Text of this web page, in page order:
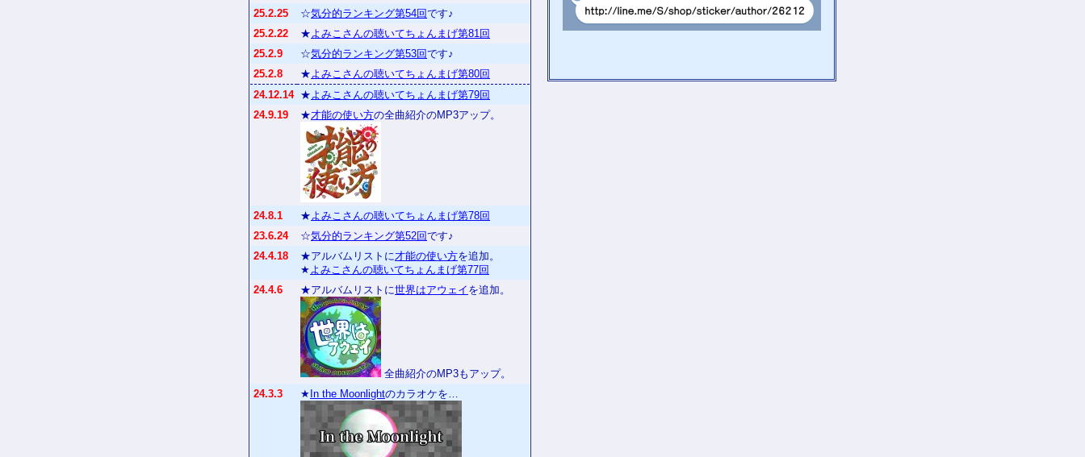
25.2.25
☆気分的ランキング第54回です♪
25.2.22
★よみこさんの聴いてちょんまげ第81回
25.2.9
☆気分的ランキング第53回です♪
25.2.8
★よみこさんの聴いてちょんまげ第80回
24.12.14 ★よみこさんの聴いてちょんまげ第79回
24.9.19
★才能の使い方の全曲紹介のMP3アップ。
24.8.1 ★よみこさんの聴いてちょんまげ第78回
23.6.24
☆気分的ランキング第52回です♪
24.4.18
★アルバムリストに才能の使い方を追加。
★よみこさんの聴いてちょんまげ第77回
24.4.6
★アルバムリストに世界はアウェイ を追加。
全曲紹介のMP3もアップ。
24.3.3
★ In the Moonlightのカラオケを…